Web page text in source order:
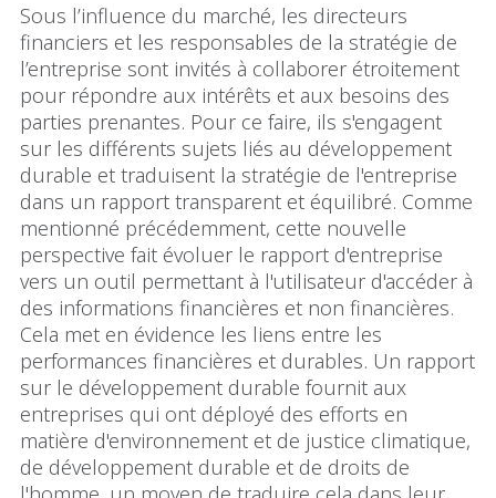
Sous l’influence du marché, les directeurs
financiers et les responsables de la stratégie de
l’entreprise sont invités à collaborer étroitement
pour répondre aux intérêts et aux besoins des
parties prenantes. Pour ce faire, ils s'engagent
sur les différents sujets liés au développement
durable et traduisent la stratégie de l'entreprise
dans un rapport transparent et équilibré. Comme
mentionné précédemment, cette nouvelle
perspective fait évoluer le rapport d'entreprise
vers un outil permettant à l'utilisateur d'accéder à
des informations financières et non financières.
Cela met en évidence les liens entre les
performances financières et durables. Un rapport
sur le développement durable fournit aux
entreprises qui ont déployé des efforts en
matière d'environnement et de justice climatique,
de développement durable et de droits de